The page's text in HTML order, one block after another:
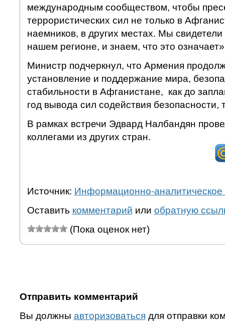
международным сообществом, чтобы
террористических сил не только в
наемников, в других местах. Мы
нашем регионе, и знаем, что это
Министр подчеркнул, что Армения
установление и поддержание мира,
стабильности в Афганистане, как до
год вывода сил содействия безопасности,
В рамках встречи Эдвард Налбандян
коллегами из других стран.
Источник: Информационно-аналитическое
Оставить комментарий или обратную
(Пока оценок нет)
Отправить комментарий
Вы должны авторизоваться для отправки